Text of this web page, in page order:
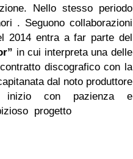
Nello stesso periodo
. Seguono collaborazioni
2014 entra a far parte del
in cui interpreta una delle
discografico con la
dal noto produttore
con pazienza e
progetto